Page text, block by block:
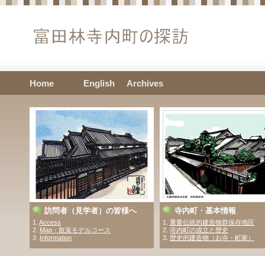
訪問者（見学者）の皆様へ
1. Access
2. Map・散策モデルコース
3 . Information
寺内町・基本情報
1. 重要伝統的建造物群保存地区
2. 寺内町の成立と歴史
3. 歴史的建造物（お寺・町家）
Home English Archives